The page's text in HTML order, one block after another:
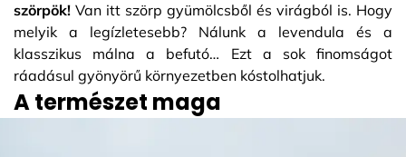
szörpök! Van itt szörp gyümölcsből és virágból is. Hogy
melyik a legízletesebb? Nálunk a levendula és a
klasszikus málna a befutó… Ezt a sok finomságot
ráadásul gyönyörű környezetben kóstolhatjuk.
A természet maga